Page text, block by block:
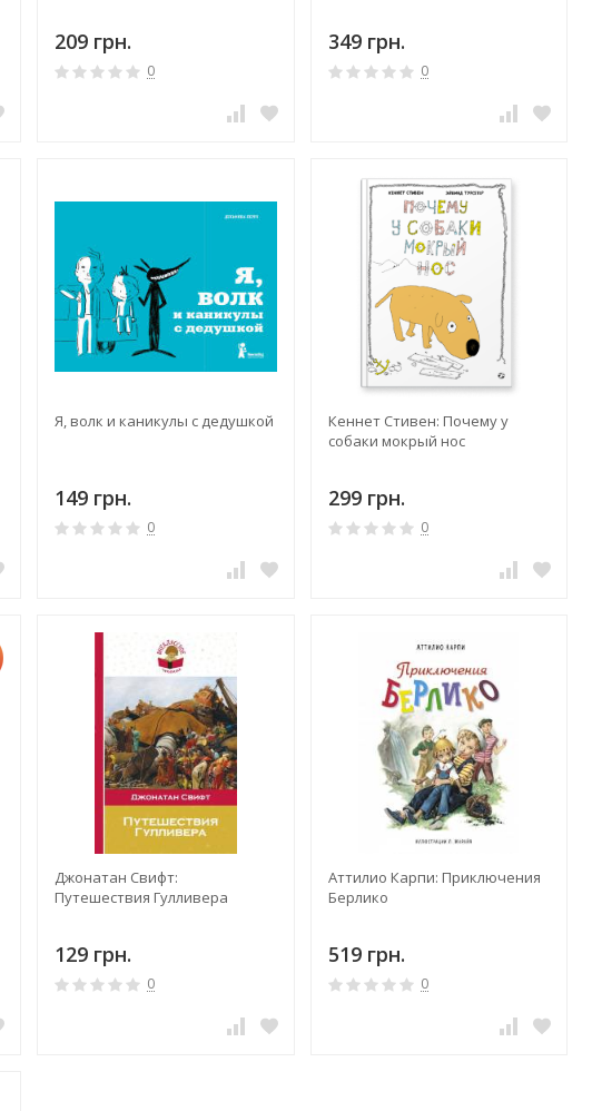
209 грн.
0
349 грн.
0
Я, волк и каникулы с дедушкой
149 грн.
0
Кеннет Стивен: Почему у
собаки мокрый нос
299 грн.
0
Джонатан Свифт:
Путешествия Гулливера
129 грн.
0
Аттилио Карпи: Приключения
Берлико
519 грн.
0